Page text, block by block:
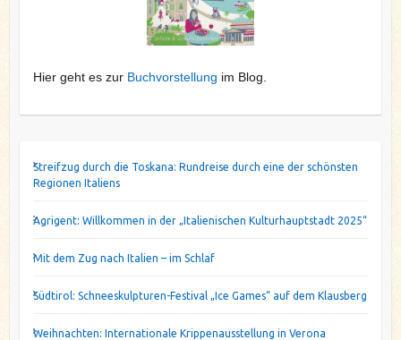
Hier geht es zur Buchvorstellung im Blog.
Streifzug durch die Toskana: Rundreise durch eine der schönsten
Regionen Italiens
Agrigent: Willkommen in der „Italienischen Kulturhauptstadt 2025“
Mit dem Zug nach Italien – im Schlaf
Südtirol: Schneeskulpturen-Festival „Ice Games“ auf dem Klausberg
Weihnachten: Internationale Krippenausstellung in Verona